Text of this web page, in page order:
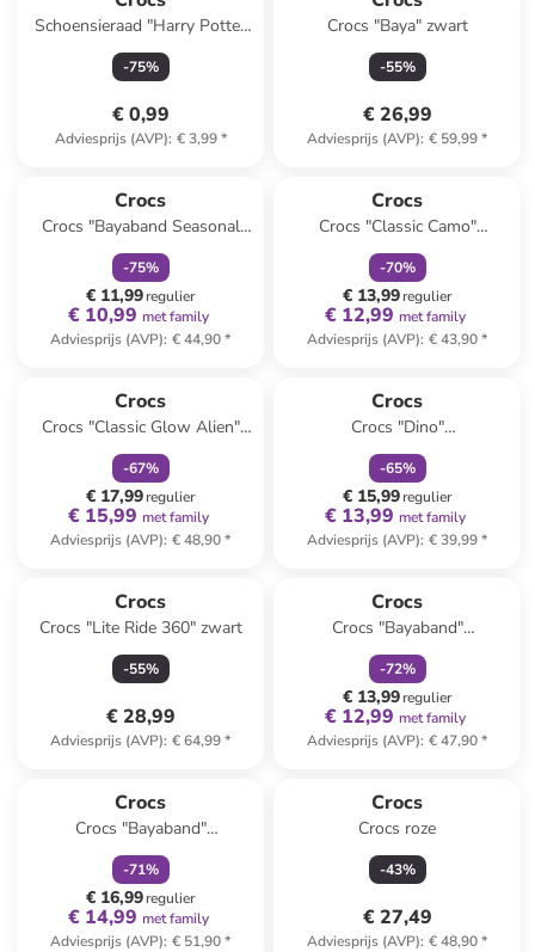
Schoensieraad "Harry Potter
Hufflepuff House" geel/blauw
-75%
€ 0,99
Adviesprijs (AVP): € 3,99*
Crocs "Baya" zwart
-55%
€ 26,99
Adviesprijs (AVP): € 59,99*
Crocs
Crocs "Bayaband Seasonal
Printed" grijs/zwart/rood
-75%
€ 11,99regulier
€ 10,99 met family
Adviesprijs (AVP): € 44,90*
Crocs
Crocs "Classic Camo"
grijs/zwart
-70%
€ 13,99regulier
€ 12,99 met family
Adviesprijs (AVP): € 43,90*
Crocs
Crocs "Classic Glow Alien"
wit/groen
-67%
€ 17,99regulier
€ 15,99 met family
Adviesprijs (AVP): € 48,90*
Crocs
Crocs "Dino"
zwart/meerkleurig
-65%
€ 15,99regulier
€ 13,99 met family
Adviesprijs (AVP): € 39,99*
Crocs
Crocs "Lite Ride 360" zwart
-55%
€ 28,99
Adviesprijs (AVP): € 64,99*
Crocs
Crocs "Bayaband"
grijs/citroengroen
-72%
€ 13,99regulier
€ 12,99 met family
Adviesprijs (AVP): € 47,90*
Crocs
Crocs "Bayaband"
zwart/lichtblauw
-71%
€ 16,99regulier
€ 14,99 met family
Adviesprijs (AVP): € 51,90*
Crocs
Crocs roze
-43%
€ 27,49
Adviesprijs (AVP): € 48,90*